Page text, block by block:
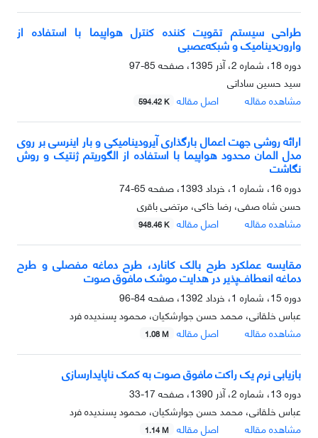
طراحی سیستم تقویت کننده کنترل هواپیما با استفاده از
وارون‌دینامیک و شبکه‌عصبی
دوره 18، شماره 2، آذر 1395، صفحه
85-97
سید حسین ساداتی
مشاهده مقاله
اصل مقاله 594.42 K
ارائه روشی جهت اعمال بارگذاری آیرودینامیکی و بار اینرسی بر روی
مدل المان محدود هواپیما با استفاده از الگوریتم ژنتیک و روش
نگاشت
دوره 16، شماره 1، خرداد 1393، صفحه
65-74
حسن شاه صفی، رضا خاکی، مرتضی باقری
مشاهده مقاله
اصل مقاله 948.46 K
مقایسه عملکرد طرح بالک کانارد، طرح دماغه مفصلی و طرح
دماغه انعطاف‌پذیر در هدایت موشک مافوق صوت
دوره 15، شماره 1، خرداد 1392، صفحه
84-96
عباس خلقانی، محمد حسن جوارشکیان، محمود پسندیده فرد
مشاهده مقاله
اصل مقاله 1.08 M
بازیابی نرم یک راکت مافوق صوت به کمک ناپایدارسازی
دوره 13، شماره 2، آذر 1390، صفحه
17-33
عباس خلقانی، محمد حسن جوارشکیان، محمود پسندیده فرد
مشاهده مقاله
اصل مقاله 1.14 M